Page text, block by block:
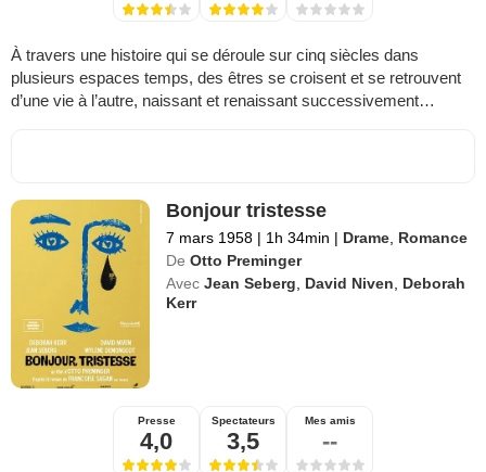
À travers une histoire qui se déroule sur cinq siècles dans
plusieurs espaces temps, des êtres se croisent et se retrouvent
d’une vie à l’autre, naissant et renaissant successivement…
Bonjour tristesse
7 mars 1958 | 1h 34min | Drame Romance
De Otto Preminger
Avec Jean Seberg David Niven
Deborah
Kerr
Presse
4,0
Spectateurs
3,5
Mes amis
--